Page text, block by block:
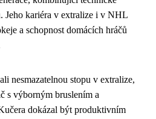
Jeho kariéra v extralize i v NHL
a schopnost domácích hráčů
nesmazatelnou stopu v extralize,
s výborným bruslením a
dokázal být produktivním